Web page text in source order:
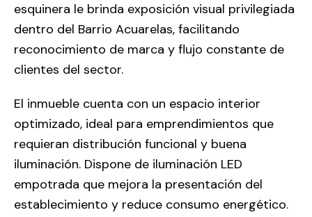
esquinera le brinda exposición visual privilegiada
dentro del Barrio Acuarelas, facilitando
reconocimiento de marca y flujo constante de
clientes del sector.
El inmueble cuenta con un espacio interior
optimizado, ideal para emprendimientos que
requieran distribución funcional y buena
iluminación. Dispone de iluminación LED
empotrada que mejora la presentación del
establecimiento y reduce consumo energético.